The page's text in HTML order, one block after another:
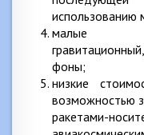
использованию
малые
фоны;
низкие
возможностью
ракетами-